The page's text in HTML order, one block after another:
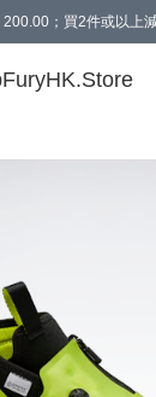
；買2件或以上
以上（按會員等級
上減HKD 100.00
運費優惠！（適用於